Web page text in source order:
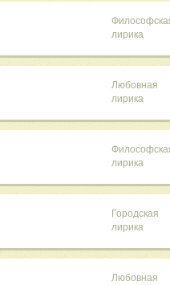
лирика
Любовная
лирика
лирика
Городская
лирика
Любовная